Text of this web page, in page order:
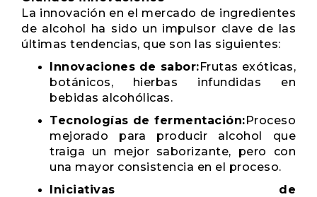
La innovación en el mercado de ingredientes
de alcohol ha sido un impulsor clave de las
últimas tendencias, que son las siguientes:
Innovaciones de sabor:Frutas exóticas,
botánicos, hierbas infundidas en
bebidas alcohólicas.
Tecnologías de fermentación:Proceso
mejorado para producir alcohol que
traiga un mejor saborizante, pero con
una mayor consistencia en el proceso.
Iniciativas de